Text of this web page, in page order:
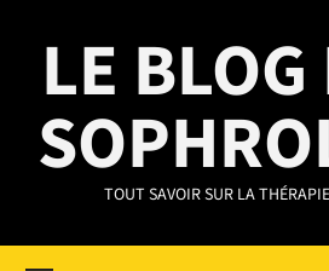
LE
TOUT SAVOIR SUR LA